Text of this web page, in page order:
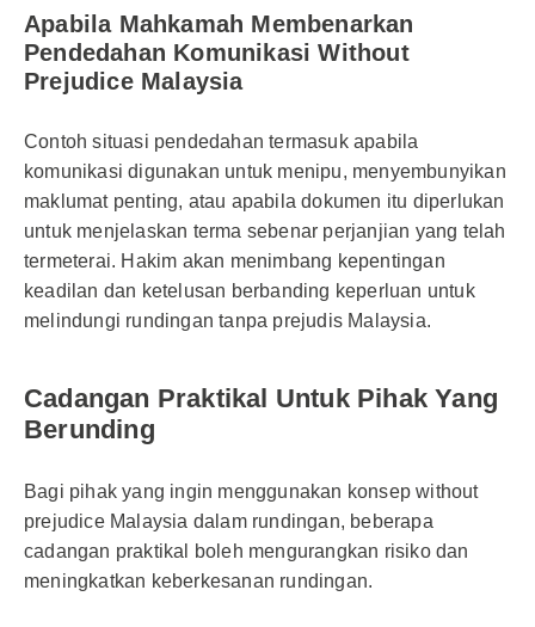
Apabila Mahkamah Membenarkan
Pendedahan Komunikasi Without
Prejudice Malaysia
Contoh situasi pendedahan termasuk apabila
komunikasi digunakan untuk menipu, menyembunyikan
maklumat penting, atau apabila dokumen itu diperlukan
untuk menjelaskan terma sebenar perjanjian yang telah
termeterai. Hakim akan menimbang kepentingan
keadilan dan ketelusan berbanding keperluan untuk
melindungi rundingan tanpa prejudis Malaysia.
Cadangan Praktikal Untuk Pihak Yang
Berunding
Bagi pihak yang ingin menggunakan konsep without
prejudice Malaysia dalam rundingan, beberapa
cadangan praktikal boleh mengurangkan risiko dan
meningkatkan keberkesanan rundingan.